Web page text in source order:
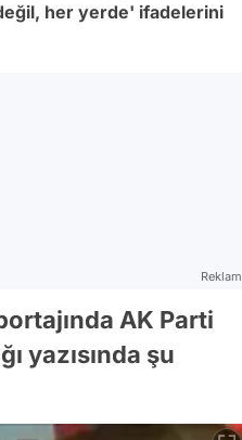
her yerde' ifadelerini
Reklam
AK Parti
yazısında şu